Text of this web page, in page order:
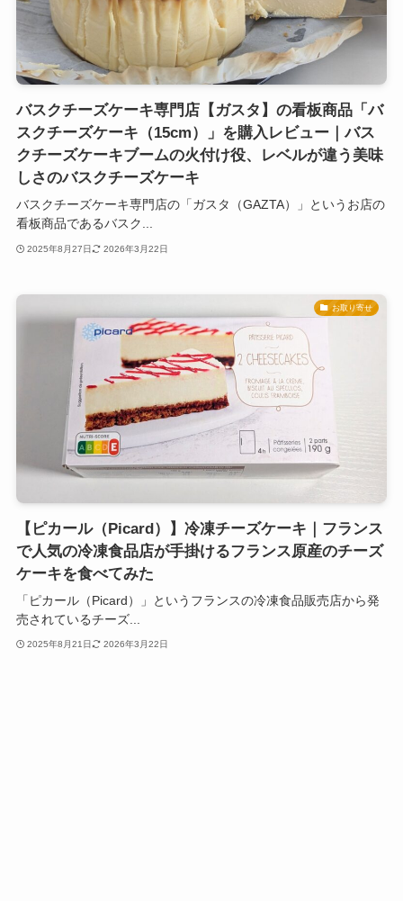
バスクチーズケーキ専門店【ガスタ】の看板商品「バ
スクチーズケーキ（15cm）」を購入レビュー｜バス
クチーズケーキブームの火付け役、レベルが違う美味
しさのバスクチーズケーキ
バスクチーズケーキ専門店の「ガスタ（GAZTA）」というお店の
看板商品であるバスク...
2025年8月27日 2026年3月22日
お取り寄せ
【ピカール（Picard）】冷凍チーズケーキ｜フランス
で人気の冷凍食品店が手掛けるフランス原産のチーズ
ケーキを食べてみた
「ピカール（Picard）」というフランスの冷凍食品販売店から発
売されているチーズ...
2025年8月21日 2026年3月22日